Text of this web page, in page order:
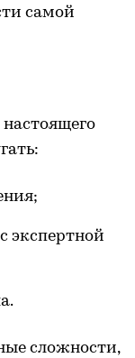
самой
экспертной
сложности,